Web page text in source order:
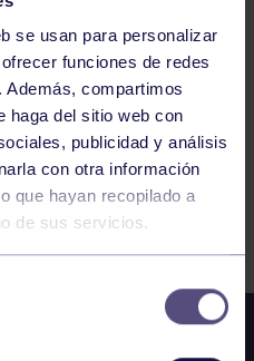
se usan para personalizar
funciones de redes
compartimos
haga del sitio web con
publicidad y análisis
con otra información
que hayan recopilado a
de sus servicios.
652 653 654 655